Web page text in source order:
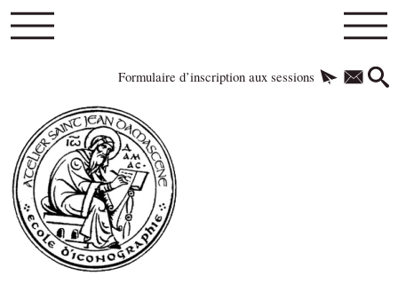
Formulaire d’inscription aux sessions